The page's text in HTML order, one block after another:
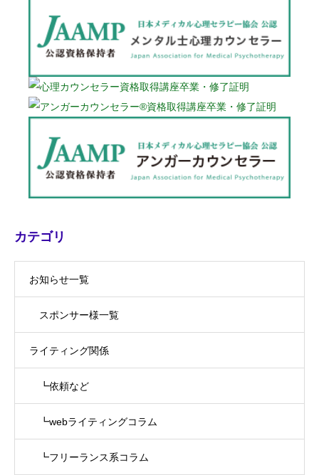
カテゴリ
お知らせ一覧
スポンサー様一覧
ライティング関係
┗依頼など
┗webライティングコラム
┗フリーランス系コラム